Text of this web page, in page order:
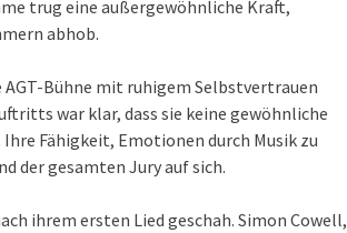
trug eine außergewöhnliche Kraft,
abhob.
Bühne mit ruhigem Selbstvertrauen
war klar, dass sie keine gewöhnliche
Fähigkeit, Emotionen durch Musik zu
der gesamten Jury auf sich.
ihrem ersten Lied geschah. Simon Cowell,